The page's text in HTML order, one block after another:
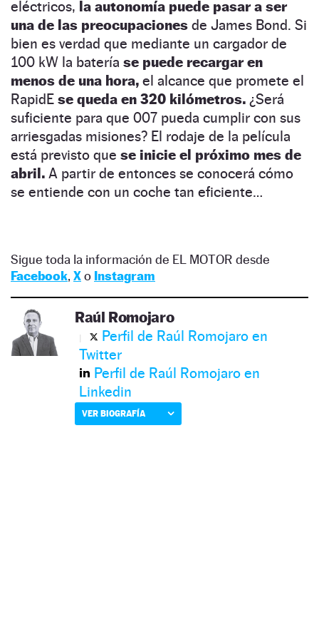
eléctricos, la autonomía puede pasar a ser
una de las preocupaciones de James Bond. Si
bien es verdad que mediante un cargador de
100 kW la batería se puede recargar en
menos de una hora, el alcance que promete el
RapidE se queda en 320 kilómetros. ¿Será
suficiente para que 007 pueda cumplir con sus
arriesgadas misiones? El rodaje de la película
está previsto que se inicie el próximo mes de
abril. A partir de entonces se conocerá cómo
se entiende con un coche tan eficiente…
Sigue toda la información de EL MOTOR desde
Facebook, Xo Instagram
Raúl Romojaro
Perfil de Raúl Romojaro en
Twitter
Perfil de Raúl Romojaro en
Linkedin
VER BIOGRAFÍA